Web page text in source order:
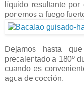
líquido resultante
ponemos a fuego
Dejamos hasta
precalentado a 180º
cuando es
agua de cocción.